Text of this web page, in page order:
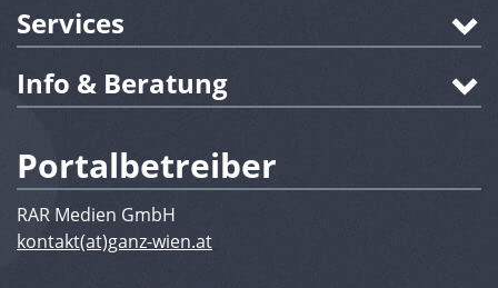
Services
Info & Beratung
Portalbetreiber
RAR Medien GmbH
kontakt(at)ganz-wien.at